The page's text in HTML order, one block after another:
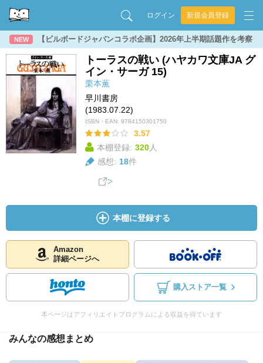
ログイン 新規会員登録
NEW 【ビルボードジャパンコラボ企画】2026年上半期話題作を考察
トーラスの戦い (ハヤカワ文庫JA グ
イン・サーガ 15)
栗本薫
早川書房
(1983.07.22)
ISBN・EAN: 9784150301750
3.57
本棚登録: 320人
感想: 18件
本棚に登録する
Amazon
詳細ページへ
購入ストア一覧
本ページはアフィリエイトプログラムによる収益を得ています
みんなの感想まとめ